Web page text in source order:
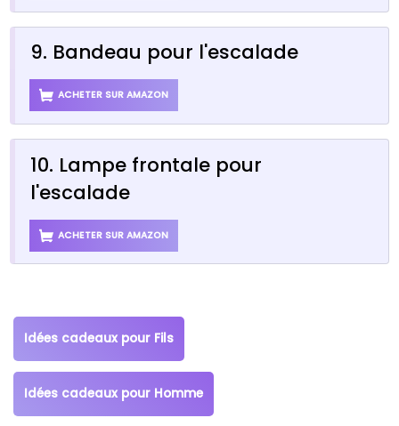
9. Bandeau pour l'escalade
ACHETER SUR AMAZON
10. Lampe frontale pour
l'escalade
ACHETER SUR AMAZON
Idées cadeaux pour Fils
Idées cadeaux pour Homme